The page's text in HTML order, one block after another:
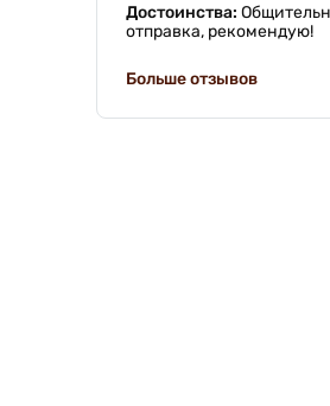
Достоинства:
отправка, рекомендую!
Больше отзывов